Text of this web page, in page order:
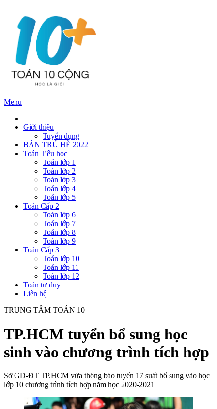
Menu
Giới thiệu
Tuyển dụng
BÁN TRÚ HÈ 2022
Toán Tiểu học
Toán lớp 1
Toán lớp 2
Toán lớp 3
Toán lớp 4
Toán lớp 5
Toán Cấp 2
Toán lớp 6
Toán lớp 7
Toán lớp 8
Toán lớp 9
Toán Cấp 3
Toán lớp 10
Toán lớp 11
Toán lớp 12
Toán tư duy
Liên hệ
TRUNG TÂM TOÁN 10+
TP.HCM tuyển bổ sung học
sinh vào chương trình tích hợp
Sở GD-ĐT TP.HCM vừa thông báo tuyển 17 suất bổ sung vào học
lớp 10 chương trình tích hợp năm học 2020-2021